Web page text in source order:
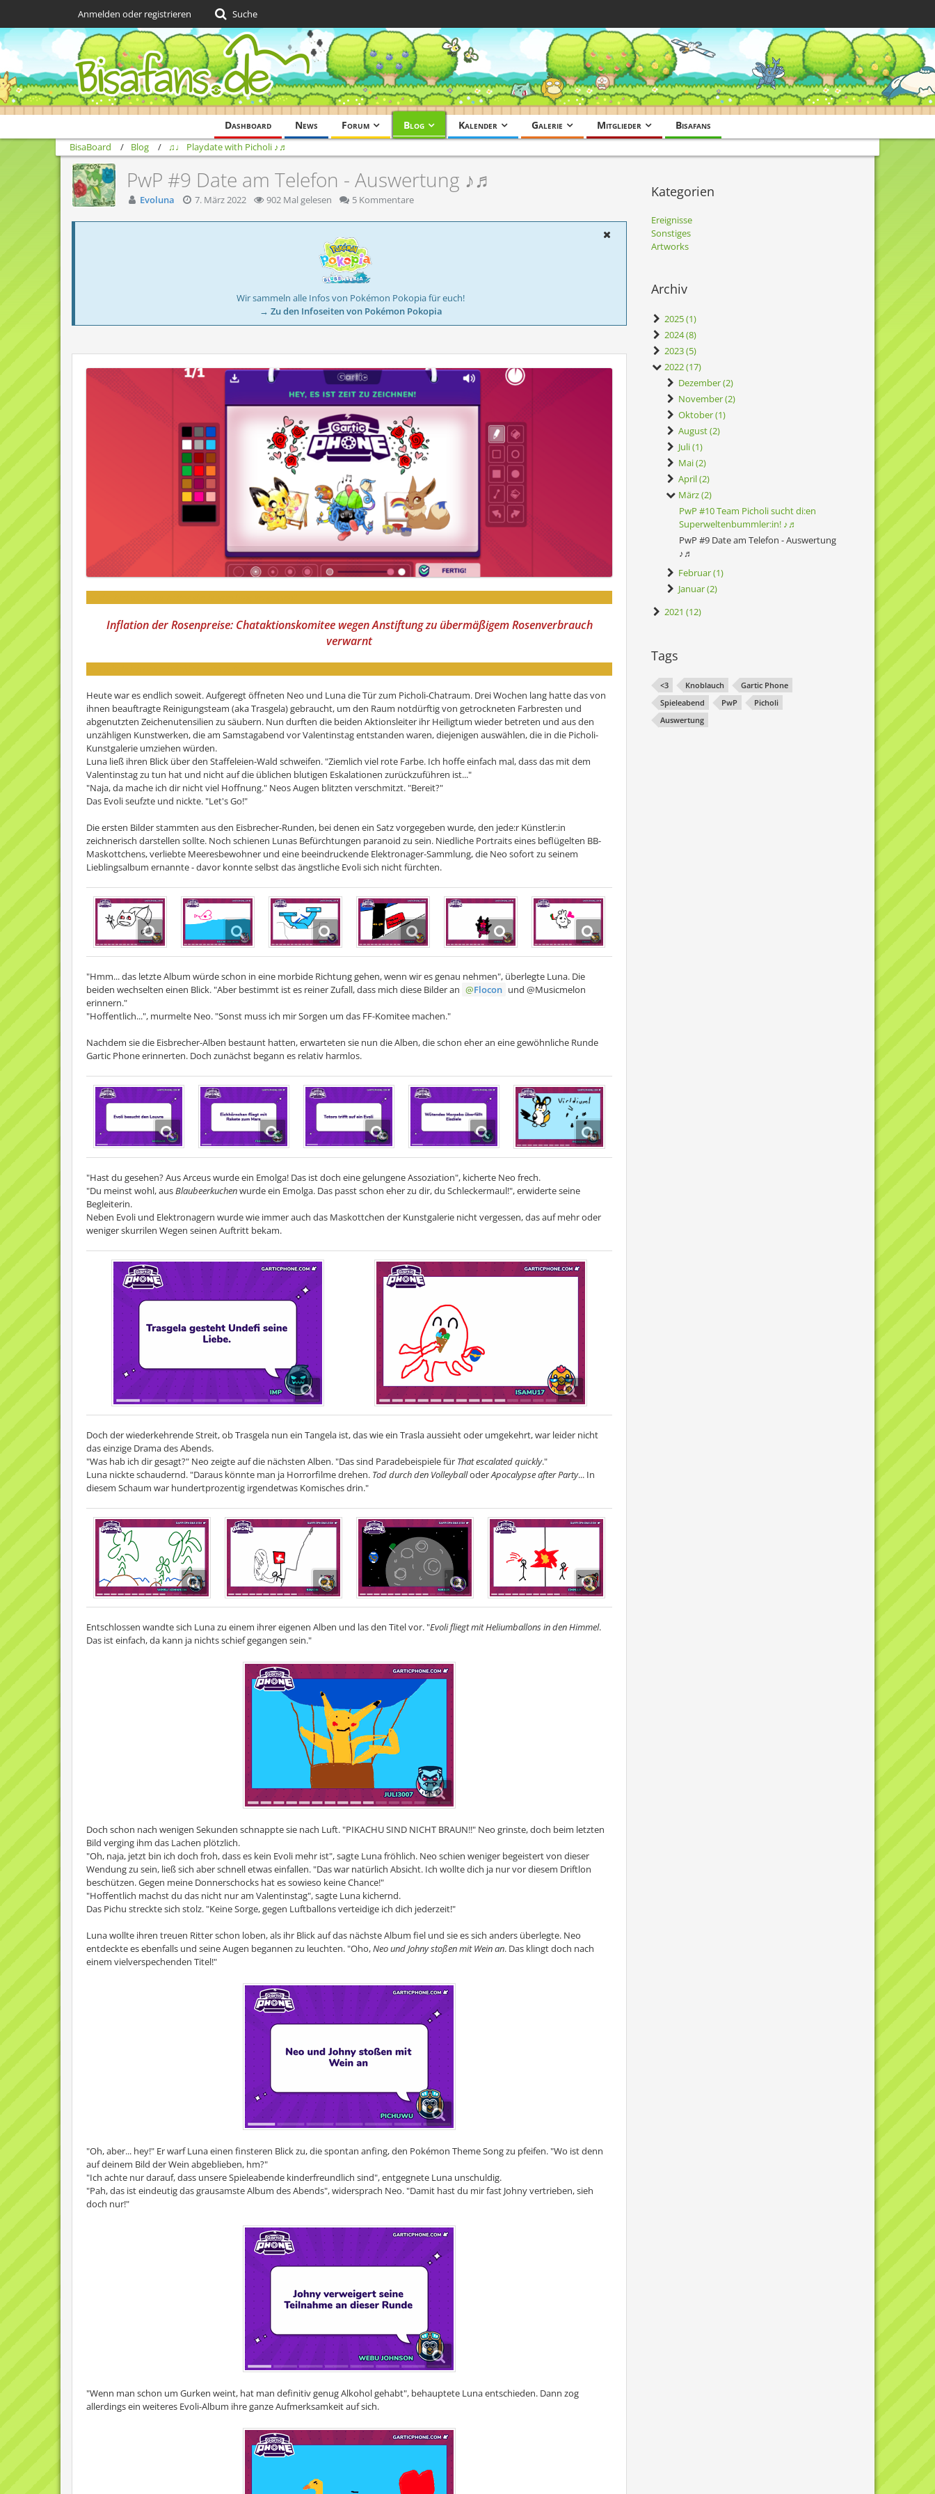
Dashboard News Forum Blog Kalender Galerie Mitglieder Bisafans
Anmelden oder registrieren Suche
BisaBoard Blog ♫♩ Playdate with Picholi ♪♬
PwP #9 Date am Telefon - Auswertung ♪♬
Evoluna 7. März 2022 902 Mal gelesen 5 Kommentare
Wir sammeln alle Infos von Pokémon Pokopia für euch!
→ Zu den Infoseiten von Pokémon Pokopia
Inflation der Rosenpreise: Chataktionskomitee wegen Anstiftung zu übermäßigem Rosenverbrauch
verwarnt
Heute war es endlich soweit. Aufgeregt öffneten Neo und Luna die Tür zum Picholi-Chatraum. Drei Wochen lang hatte das von
ihnen beauftragte Reinigungsteam (aka Trasgela) gebraucht, um den Raum notdürftig von getrockneten Farbresten und
abgenutzten Zeichenutensilien zu säubern. Nun durften die beiden Aktionsleiter ihr Heiligtum wieder betreten und aus den
unzähligen Kunstwerken, die am Samstagabend vor Valentinstag entstanden waren, diejenigen auswählen, die in die Picholi-
Kunstgalerie umziehen würden.
Luna ließ ihren Blick über den Staffeleien-Wald schweifen. "Ziemlich viel rote Farbe. Ich hoffe einfach mal, dass das mit dem
Valentinstag zu tun hat und nicht auf die üblichen blutigen Eskalationen zurückzuführen ist..."
"Naja, da mache ich dir nicht viel Hoffnung." Neos Augen blitzten verschmitzt. "Bereit?"
Das Evoli seufzte und nickte. "Let's Go!"
Die ersten Bilder stammten aus den Eisbrecher-Runden, bei denen ein Satz vorgegeben wurde, den jede:r Künstler:in
zeichnerisch darstellen sollte. Noch schienen Lunas Befürchtungen paranoid zu sein. Niedliche Portraits eines beflügelten BB-
Maskottchens, verliebte Meeresbewohner und eine beeindruckende Elektronager-Sammlung, die Neo sofort zu seinem
Lieblingsalbum ernannte - davor konnte selbst das ängstliche Evoli sich nicht fürchten.
"Hmm... das letzte Album würde schon in eine morbide Richtung gehen, wenn wir es genau nehmen", überlegte Luna. Die
beiden wechselten einen Blick. "Aber bestimmt ist es reiner Zufall, dass mich diese Bilder an
Flocon und @Musicmelon
erinnern."
"Hoffentlich...", murmelte Neo. "Sonst muss ich mir Sorgen um das FF-Komitee machen."
Nachdem sie die Eisbrecher-Alben bestaunt hatten, erwarteten sie nun die Alben, die schon eher an eine gewöhnliche Runde
Gartic Phone erinnerten. Doch zunächst begann es relativ harmlos.
"Hast du gesehen? Aus Arceus wurde ein Emolga! Das ist doch eine gelungene Assoziation", kicherte Neo frech.
"Du meinst wohl, ausBlaubeerkuchenwurde ein Emolga. Das passt schon eher zu dir, du Schleckermaul!", erwiderte seine
Begleiterin.
Neben Evoli und Elektronagern wurde wie immer auch das Maskottchen der Kunstgalerie nicht vergessen, das auf mehr oder
weniger skurrilen Wegen seinen Auftritt bekam.
Doch der wiederkehrende Streit, ob Trasgela nun ein Tangela ist, das wie ein Trasla aussieht oder umgekehrt, war leider nicht
das einzige Drama des Abends.
"Was hab ich dir gesagt?" Neo zeigte auf die nächsten Alben. "Das sind Paradebeispiele für That escalated quickly."
Luna nickte schaudernd. "Daraus könnte man ja Horrorfilme drehen. Tod durch den VolleyballoderApocalypse after Party... In
diesem Schaum war hundertprozentig irgendetwas Komisches drin."
Entschlossen wandte sich Luna zu einem ihrer eigenen Alben und las den Titel vor. "Evoli fliegt mit Heliumballons in den Himmel.
Das ist einfach, da kann ja nichts schief gegangen sein."
Doch schon nach wenigen Sekunden schnappte sie nach Luft. "PIKACHU SIND NICHT BRAUN!!" Neo grinste, doch beim letzten
Bild verging ihm das Lachen plötzlich.
"Oh, naja, jetzt bin ich doch froh, dass es kein Evoli mehr ist", sagte Luna fröhlich. Neo schien weniger begeistert von dieser
Wendung zu sein, ließ sich aber schnell etwas einfallen. "Das war natürlich Absicht. Ich wollte dich ja nur vor diesem Driftlon
beschützen. Gegen meine Donnerschocks hat es sowieso keine Chance!"
"Hoffentlich machst du das nicht nur am Valentinstag", sagte Luna kichernd.
Das Pichu streckte sich stolz. "Keine Sorge, gegen Luftballons verteidige ich dich jederzeit!"
Luna wollte ihren treuen Ritter schon loben, als ihr Blick auf das nächste Album fiel und sie es sich anders überlegte. Neo
entdeckte es ebenfalls und seine Augen begannen zu leuchten. "Oho,Neo und Johny stoßen mit Wein an. Das klingt doch nach
einem vielverspechenden Titel!"
"Oh, aber... hey!" Er warf Luna einen finsteren Blick zu, die spontan anfing, den Pokémon Theme Song zu pfeifen. "Wo ist denn
auf deinem Bild der Wein abgeblieben, hm?"
"Ich achte nur darauf, dass unsere Spieleabende kinderfreundlich sind", entgegnete Luna unschuldig.
"Pah, das ist eindeutig das grausamste Album des Abends", widersprach Neo. "Damit hast du mir fast Johny vertrieben, sieh
doch nur!"
"Wenn man schon um Gurken weint, hat man definitiv genug Alkohol gehabt", behauptete Luna entschieden. Dann zog
allerdings ein weiteres Evoli-Album ihre ganze Aufmerksamkeit auf sich.
Kategorien
Ereignisse
Sonstiges
Artworks
Archiv
2025 (1)
2024 (8)
2023 (5)
2022 (17)
Dezember (2)
November (2)
Oktober (1)
August (2)
Juli (1)
Mai (2)
April (2)
März (2)
PwP #10 Team Picholi sucht di:en
Superweltenbummler:in! ♪♬
PwP #9 Date am Telefon - Auswertung
♪♬
Februar (1)
Januar (2)
2021 (12)
Tags
<3 Knoblauch
Gartic Phone
Spieleabend
PwP
Picholi
Auswertung